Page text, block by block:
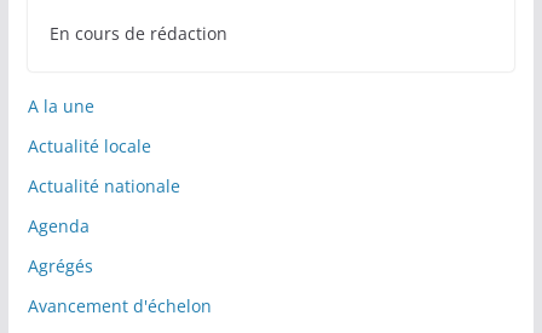
En cours de rédaction
A la une
Actualité locale
Actualité nationale
Agenda
Agrégés
Avancement d'échelon